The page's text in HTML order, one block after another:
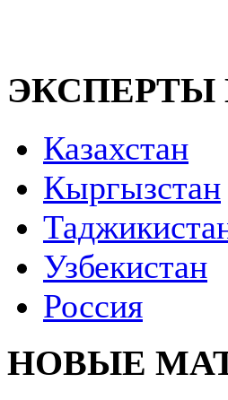
Казахстан
Кыргызстан
Узбекистан
Россия
НОВЫЕ